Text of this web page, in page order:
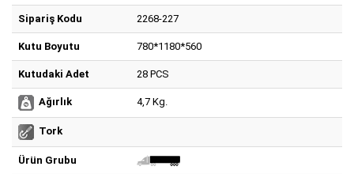
Sipariş Kodu 2268-227
Kutu Boyutu 780*1180*560
Kutudaki Adet 28 PCS
Ağırlık 4,7 Kg.
Tork
Ürün Grubu